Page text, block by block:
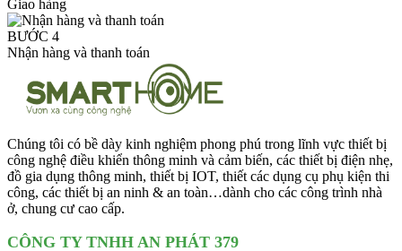
Giao hàng
BƯỚC 4
Nhận hàng và thanh toán
Chúng tôi có bề dày kinh nghiệm phong phú trong lĩnh vực thiết bị
công nghệ điều khiển thông minh và cảm biến, các thiết bị điện nhẹ,
đồ gia dụng thông minh, thiết bị IOT, thiết các dụng cụ phụ kiện thi
công, các thiết bị an ninh & an toàn…dành cho các công trình nhà
ở, chung cư cao cấp.
CÔNG TY TNHH AN PHÁT 379